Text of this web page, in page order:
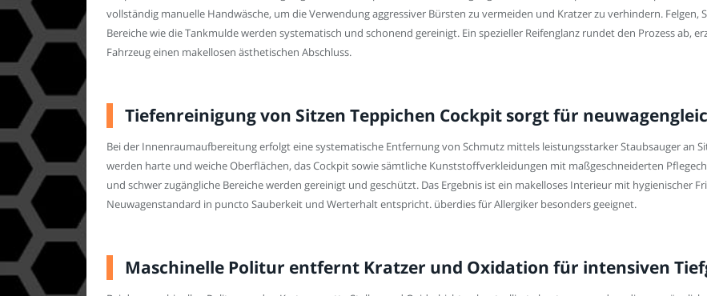
vollständig manuelle Handwäsche, um die Verwendung aggressiver Bürsten zu vermeiden und Kratzer zu verhindern. Felgen,
Bereiche wie die Tankmulde werden systematisch und schonend gereinigt. Ein spezieller Reifenglanz rundet den Prozess ab,
Fahrzeug einen makellosen ästhetischen Abschluss.
Tiefenreinigung von Sitzen Teppichen Cockpit sorgt für
Bei der Innenraumaufbereitung erfolgt eine systematische Entfernung von Schmutz mittels leistungsstarker Staubsauger an
werden harte und weiche Oberflächen, das Cockpit sowie sämtliche Kunststoffverkleidungen mit maßgeschneiderten
und schwer zugängliche Bereiche werden gereinigt und geschützt. Das Ergebnis ist ein makelloses Interieur mit hygienischer
Neuwagenstandard in puncto Sauberkeit und Werterhalt entspricht. überdies für Allergiker besonders geeignet.
Maschinelle Politur entfernt Kratzer und Oxidation für intensiven